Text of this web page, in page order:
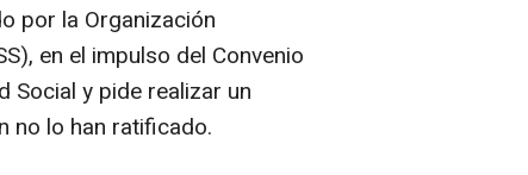
por la Organización
en el impulso del Convenio
Social y pide realizar un
no lo han ratificado.